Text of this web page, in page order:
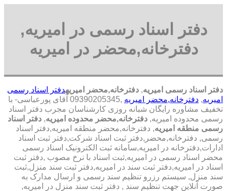
دفتر اسناد رسمی در امیریه,
دفترخانه,محضر در امیریه
دفتر اسناد رسمی امیریه, دفترخانه,محضر امیریهدفتر اسناد رسمی
امیریه, دفترخانه,محضر امیریه
,09390205345 آقای پورعباسی- با
تخفیف مشاوره رايگان شبانه روزی کارشناسان مجرب دفتر اسناد
رسمی محدوده امیریه, دفترخانه,محضر محدوده امیریه, دفتر اسناد
رسمی منطقه امیریه, دفترخانه,محضر منطقه امیریه,دفتر اسناد
رسمی, دفترخانه,محضر,دفتر ثبت اسناد شرکت,دفتر ثبت اسناد
ادارات,دفترخانه در امیریه,سامانه ثبت الکترونیک اسناد رسمی
محضر اسناد رسمی در امیریه,ثبت اسناد با نرخ مصوب ,دفتر ثبت
اسناد در امیریه,دفتر ثبت سند در امیریه,دفتر ثبت سند منزل,ثبت
سند منزل, سیستم رزرو تنظیم سند رسمی و ارسال مدارک به
صورت آنلاین جهت تنظیم سند , دفتر ثبت سند منزل در امیریه,